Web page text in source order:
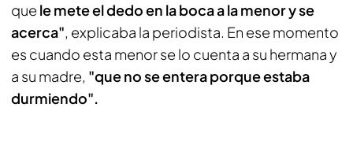
que le mete el dedo en la boca a la menor y se
acerca", explicaba la periodista. En ese momento
es cuando esta menor se lo cuenta a su hermana y
a su madre, "que no se entera porque estaba
durmiendo".